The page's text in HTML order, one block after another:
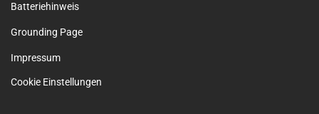
Batteriehinweis
Grounding Page
Impressum
Cookie Einstellungen